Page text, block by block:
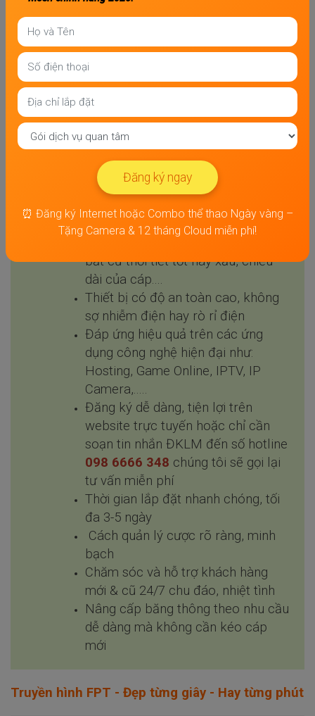
Mức giá trên đã bao gồm VAT. Giá này sẽ thay đổi theo khu vực,
Những ưu điểm vượt trội mà dịch vụ
Tốc độ băng thông cao, lên đến
1Gbps/giây
bất cứ thời tiết tốt hay xấu, chiều
dài của cáp....
Thiết bị có độ an toàn cao, không
sợ nhiễm điện hay rò rỉ điện
Đáp ứng hiệu quả trên các ứng
dụng công nghệ hiện đại như:
Hosting, Game Online, IPTV, IP
Camera,.....
Đăng ký dễ dàng, tiện lợi trên
website trực tuyến hoặc chỉ cần
soạn tin nhắn ĐKLM đến số hotline
098 6666 348 chúng tôi sẽ gọi lại
tư vấn miễn phí
Thời gian lắp đặt nhanh chóng, tối
đa 3-5 ngày
Cách quản lý cược rõ ràng, minh
bạch
Chăm sóc và hỗ trợ khách hàng
mới & cũ 24/7 chu đáo, nhiệt tình
Nâng cấp băng thông theo nhu cầu
dễ dàng mà không cần kéo cáp
mới
Truyền hình FPT - Đẹp từng giây - Hay từng phút
Đăng ký ngay
⏰ Đăng ký Internet hoặc Combo thể thao Ngày vàng –
Tặng Camera & 12 tháng Cloud miễn phí!